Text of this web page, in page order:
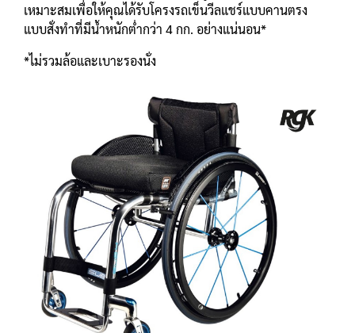
เหมาะสมเพื่อให้คุณได้รับโครงรถเข็นวีลแชร์แบบคานตรง
แบบสั่งทำที่มีน้ำหนักต่ำกว่า 4 กก. อย่างแน่นอน*
*ไม่รวมล้อและเบาะรองนั่ง